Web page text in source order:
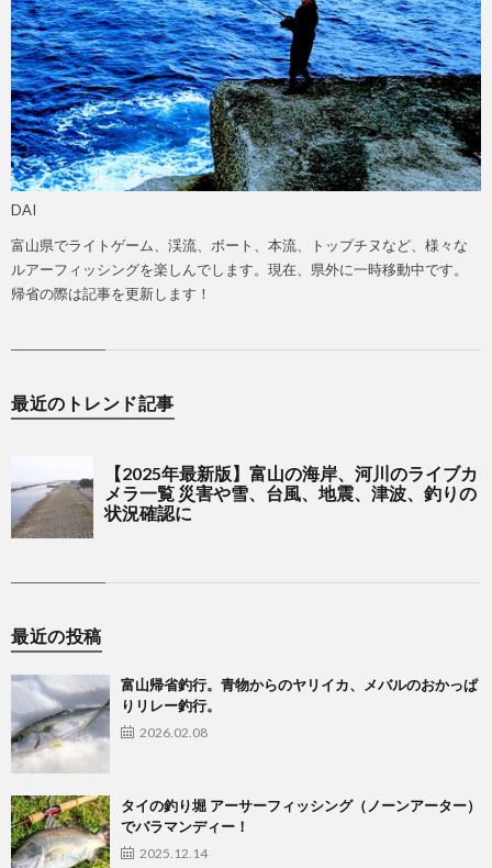
DAI
富山県でライトゲーム、渓流、ボート、本流、トップチヌなど、様々な
ルアーフィッシングを楽しんでします。現在、県外に一時移動中です。
帰省の際は記事を更新します！
最近のトレンド記事
最近の投稿
富山帰省釣行。青物からのヤリイカ、メバルのおかっぱ
りリレー釣行。
2026.02.08
タイの釣り堀 アーサーフィッシング（ノーンアーター）
でバラマンディー！
2025.12.14